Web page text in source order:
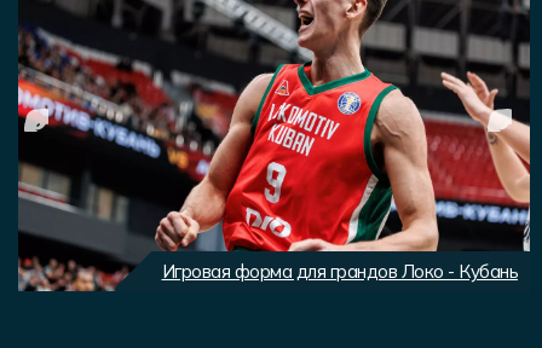
Игровая форма для грандов Локо - Кубань